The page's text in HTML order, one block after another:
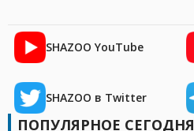
SHAZOO YouTube
SHAZOO в Twitter
ПОПУЛЯРНОЕ СЕГОДНЯ